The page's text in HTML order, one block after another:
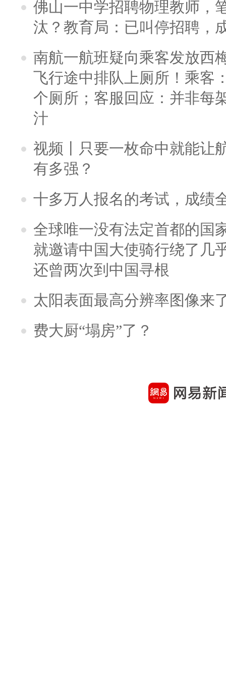
佛山一中学招聘物理教师，
汰？教育局：已叫停招聘，
南航一航班疑向乘客发放西
飞行途中排队上厕所！乘客
个厕所；客服回应：并非每
汁
视频丨只要一枚命中就能让
有多强？
十多万人报名的考试，成绩
全球唯一没有法定首都的国
就邀请中国大使骑行绕了几
还曾两次到中国寻根
太阳表面最高分辨率图像来
费大厨“塌房”了？